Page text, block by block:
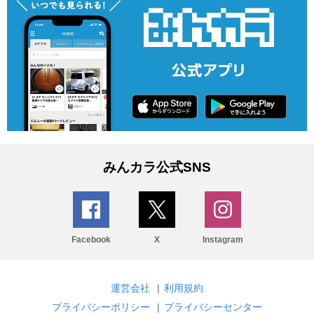
みんカラ公式SNS
Facebook X Instagram
運営会社 | 利用規約
プライバシーポリシー
| プライバシーセンター